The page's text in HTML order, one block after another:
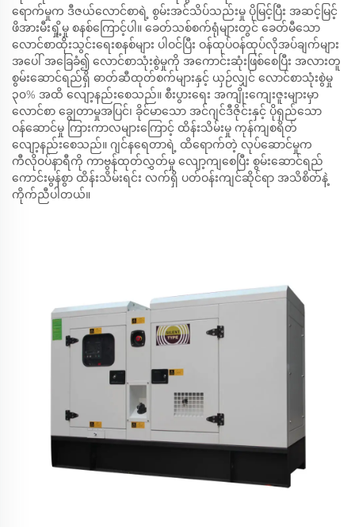
ရောက်မှုက ဒီဇယ်လောင်စာရဲ့ စွမ်းအင်သိပ်သည်းမှု ပိုမြင့်ပြီး အဆင့်မြင့်
ဖိအားမီးရှို့မှု စနစ်ကြောင့်ပါ။ ခေတ်သစ်စက်ရုံများတွင် ခေတ်မီသော
လောင်စာထိုးသွင်းရေးစနစ်များ ပါဝင်ပြီး ဝန်ထုပ်ဝန်ထုပ်လိုအပ်ချက်များ
အပေါ် အခြေခံ၍ လောင်စာသုံးစွဲမှုကို အကောင်းဆုံးဖြစ်စေပြီး အလားတူ
စွမ်းဆောင်ရည်ရှိ ဓာတ်ဆီထုတ်စက်များနှင့် ယှဉ်လျှင် လောင်စာသုံးစွဲမှု
၃၀% အထိ လျော့နည်းစေသည်။ စီးပွားရေး အကျိုးကျေးဇူးများမှာ
လောင်စာ ချွေတာမှုအပြင်၊ ခိုင်မာသော အင်ဂျင်ဒီဇိုင်းနှင့် ပိုရှည်သော
ဝန်ဆောင်မှု ကြားကာလများကြောင့် ထိန်းသိမ်းမှု ကုန်ကျစရိတ်
လျော့နည်းစေသည်။ ဂျင်နရေတာရဲ့ ထိရောက်တဲ့ လုပ်ဆောင်မှုက
ကီလိုဝပ်နာရီကို ကာဗွန်ထုတ်လွှတ်မှု လျော့ကျစေပြီး စွမ်းဆောင်ရည်
ကောင်းမွန်စွာ ထိန်းသိမ်းရင်း လက်ရှိ ပတ်ဝန်းကျင်ဆိုင်ရာ အသိစိတ်နဲ့
ကိုက်ညီပါတယ်။